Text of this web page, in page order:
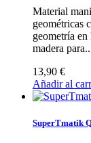
Material
geométricas
geometría
madera
13,90 €
Añadir al
SuperTmatik